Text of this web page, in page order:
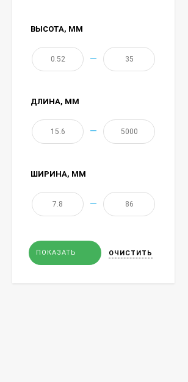
ВЫСОТА, ММ
—
ДЛИНА, ММ
—
ШИРИНА, ММ
—
ПОКАЗАТЬ ОЧИСТИТЬ